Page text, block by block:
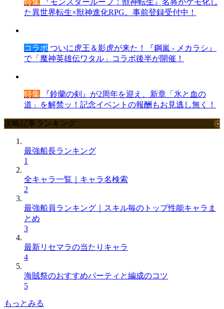
特集 『モンスターループ：獣神転生』名将がケモ化し
た異世界転生×獣神進化RPG。事前登録受付中！
コラボ ついに虎王＆影虎が来た！『鋼嵐 - メカラシ』
で「魔神英雄伝ワタル」コラボ後半が開催！
特集 『鈴蘭の剣』が2周年を迎え、新章「氷と血の
道」を解禁ッ！記念イベントの報酬もお見逃し無く！
攻略記事ランキング
最強船長ランキング
1
全キャラ一覧｜キャラ名検索
2
最強船員ランキング｜スキル毎のトップ性能キャラま
とめ
3
最新リセマラの当たりキャラ
4
海賊祭のおすすめパーティと編成のコツ
5
もっとみる